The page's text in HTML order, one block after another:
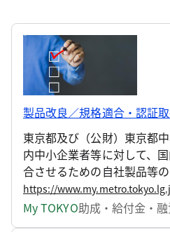
製品改良／規格適合・認証
東京都及び（公財）東京都
内中小企業者等に対して、
合させるための自社製品等
証の取得に要する経費の一
度、令和5年度の募集を開始
My TOKYO助成・給付金・